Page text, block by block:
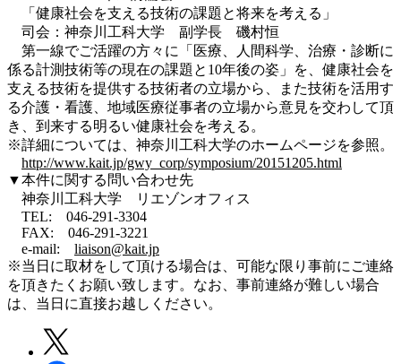
「健康社会を支える技術の課題と将来を考える」
司会：神奈川工科大学 副学長 磯村恒
第一線でご活躍の方々に「医療、人間科学、治療・診断に
係る計測技術等の現在の課題と10年後の姿」を、健康社会を
支える技術を提供する技術者の立場から、また技術を活用す
る介護・看護、地域医療従事者の立場から意見を交わして頂
き、到来する明るい健康社会を考える。
※詳細については、神奈川工科大学のホームページを参照。
http://www.kait.jp/gwy_corp/symposium/20151205.html
▼本件に関する問い合わせ先
神奈川工科大学 リエゾンオフィス
TEL: 046-291-3304
FAX: 046-291-3221
e-mail: liaison@kait.jp
※当日に取材をして頂ける場合は、可能な限り事前にご連絡
を頂きたくお願い致します。なお、事前連絡が難しい場合
は、当日に直接お越しください。